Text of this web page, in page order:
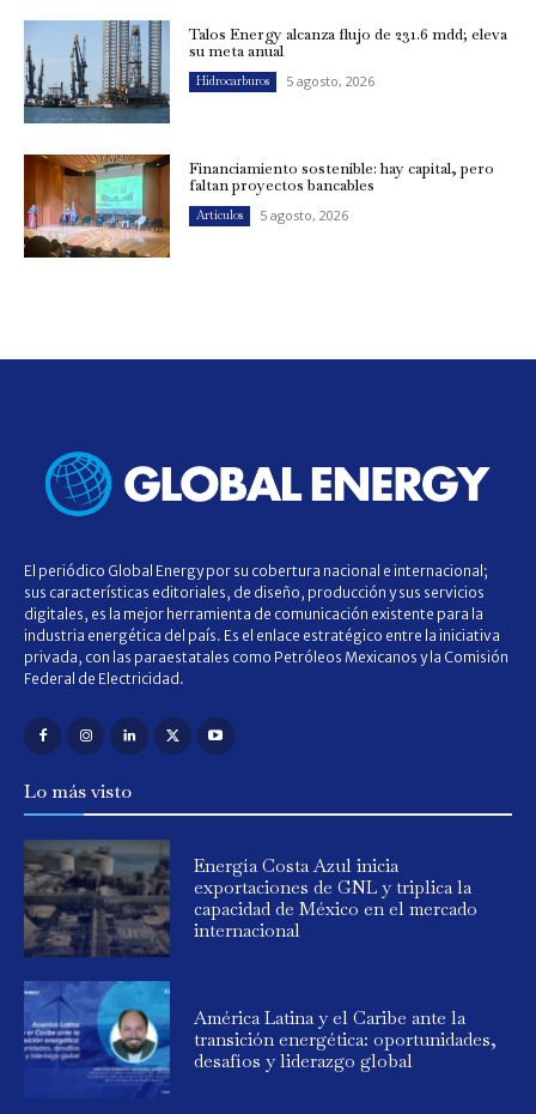
Talos Energy alcanza flujo de 231.6 mdd; eleva
su meta anual
Hidrocarburos 5 agosto, 2026
Financiamiento sostenible: hay capital, pero
faltan proyectos bancables
Artículos 5 agosto, 2026
El periódico Global Energy por su cobertura nacional e internacional;
sus características editoriales, de diseño, producción y sus servicios
digitales, es la mejor herramienta de comunicación existente para la
industria energética del país. Es el enlace estratégico entre la iniciativa
privada, con las paraestatales como Petróleos Mexicanos y la Comisión
Federal de Electricidad.
Lo más visto
Energía Costa Azul inicia
exportaciones de GNL y triplica la
capacidad de México en el mercado
internacional
América Latina y el Caribe ante la
transición energética: oportunidades,
desafíos y liderazgo global